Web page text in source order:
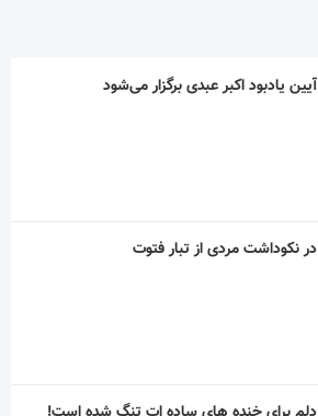
آیین یادبود اکبر عبدی برگزار می‌شود
در نکوداشت مردی از تبار فتوت